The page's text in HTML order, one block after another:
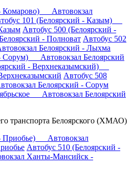
- Комарово) Автовокзал
101 (Белоярский - Казым)
Автобус 500 (Белоярский -
- Полноват Автобус 502
Белоярский - Лыхма
Сорум) Автовокзал Белоярский
- Верхнеказымский)
Автобус 508
Белоярский - Сорум
Автовокзал Белоярский
транспорта Белоярского (ХМАО)
- Приобье) Автовокзал
Автобус 510 (Белоярский -
Ханты-Мансийск -